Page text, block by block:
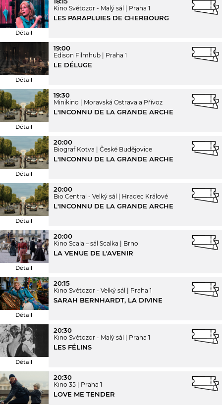
Détail
Kino Světozor - Malý sál Praha 1
LES PARAPLUIES DE CHERBOURG
Détail
19:00
Edison Filmhub Praha 1
LE DÉLUGE
Détail
19:30
Minikino Moravská Ostrava a Přívoz
L'INCONNU DE LA GRANDE ARCHE
Détail
20:00
Biograf Kotva České Budějovice
L'INCONNU DE LA GRANDE ARCHE
Détail
20:00
Bio Central - Velký sál Hradec Králové
L'INCONNU DE LA GRANDE ARCHE
Détail
20:00
Kino Scala – sál Scalka Brno
LA VENUE DE L'AVENIR
Détail
20:15
Kino Světozor - Velký sál Praha 1
SARAH BERNHARDT, LA DIVINE
Détail
20:30
Kino Světozor - Malý sál Praha 1
LES FÉLINS
20:30
Kino 35 Praha 1
LOVE ME TENDER